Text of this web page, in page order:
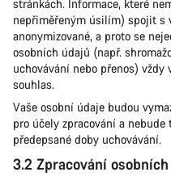
stránkách. Informace, které
nepřiměřeným úsilím) spojit s
anonymizované, a proto se
osobních údajů (např.
uchovávání nebo přenos) vždy
souhlas.
Vaše osobní údaje budou
pro účely zpracování a
předepsané doby uchovávání.
3.2 Zpracování